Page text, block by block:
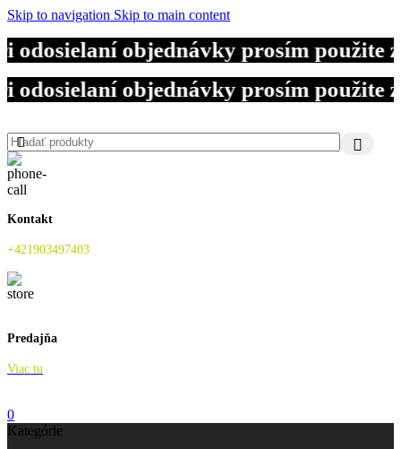
Skip to navigation Skip to main content
objednávky prosím použite
objednávky prosím použite
objednávky prosím použite
Kontakt
+421903497403
Predajňa
Viac tu
0
Kategórie